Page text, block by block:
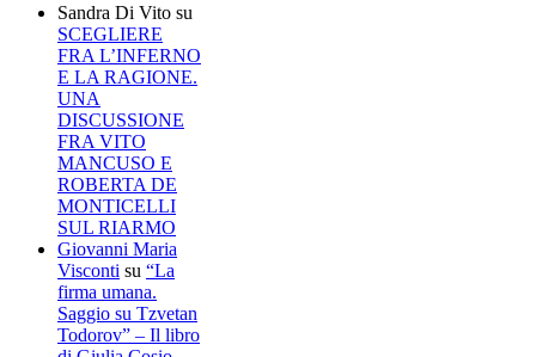
Sandra Di Vito su
SCEGLIERE
FRA L’INFERNO
E LA RAGIONE.
UNA
DISCUSSIONE
FRA VITO
MANCUSO E
ROBERTA DE
MONTICELLI
SUL RIARMO
Giovanni Maria
Visconti su “La
firma umana.
Saggio su Tzvetan
Todorov” – Il libro